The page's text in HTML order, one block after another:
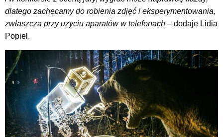
dlatego zachęcamy do robienia zdjęć i eksperymentowania,
zwłaszcza przy użyciu aparatów w telefonach – dodaje Lidia
Popiel.